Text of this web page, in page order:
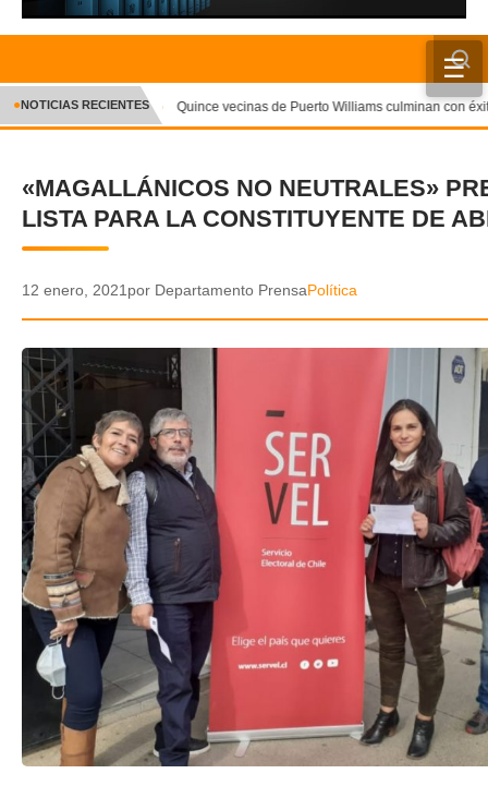
☰
INICIO
CRÓNICA
DEPORTES
POLICIAL
AUDIOS
VIDEOS
GALERIA DE FOTOS
APP MÓVIL
TRANSPARENCIA
✕
●NOTICIAS RECIENTES Quince vecinas de Puerto Williams culminan con
«MAGALLÁNICOS NO NEUTRALES»
LISTA PARA LA CONSTITUYENTE DE
12 enero, 2021por Departamento PrensaPolítica